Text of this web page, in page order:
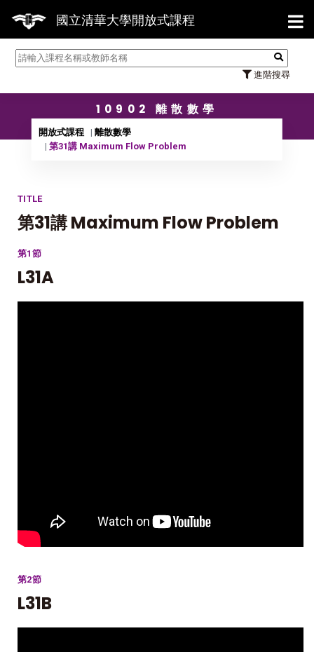
國立清華大學開放式課程
進階搜尋
【7/31】114學年度第
10902 離散數學
開放式課程
離散數學
第31講 Maximum Flow Problem
TITLE
第31講 Maximum Flow Problem
第1節
L31A
第2節
L31B